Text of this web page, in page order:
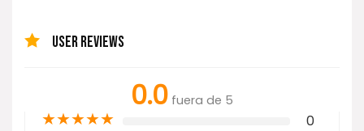
USER REVIEWS
0.0 fuera de 5
★★★★★ 0